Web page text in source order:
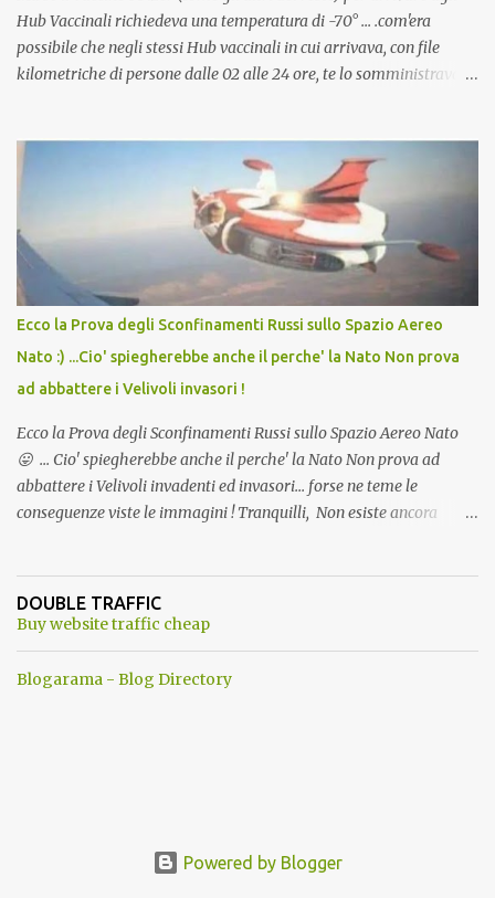
Hub Vaccinali richiedeva una temperatura di -70° ... .com'era
possibile che negli stessi Hub vaccinali in cui arrivava, con file
kilometriche di persone dalle 02 alle 24 ore, te lo somministravano
Vaccino come: l' Amaro del Capo, era "spettacolare Ghiacciato, ma
andava bene anche, a Temperatura Ambiente"! Riproponiamo
l'articolo per NON Dimenticare!
Ecco la Prova degli Sconfinamenti Russi sullo Spazio Aereo
Nato :) ...Cio' spiegherebbe anche il perche' la Nato Non prova
ad abbattere i Velivoli invasori !
Ecco la Prova degli Sconfinamenti Russi sullo Spazio Aereo Nato
😛 ... Cio' spiegherebbe anche il perche' la Nato Non prova ad
abbattere i Velivoli invadenti ed invasori... forse ne teme le
conseguenze viste le immagini ! Tranquilli, Non esiste ancora
ancora una fantasia Nato o forse una "False Flag", per provocare
una guerra mondiale che difficilmente da menti sane, potrebbe
DOUBLE TRAFFIC
Buy website traffic cheap
Blogarama - Blog Directory
Powered by Blogger